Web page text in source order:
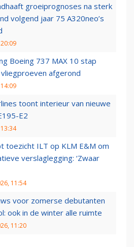
groeiprognoses na sterk
volgend jaar 75 A320neo’s
Boeing 737 MAX 10 stap
afgerond
toont interieur van nieuwe
E2
toezicht ILT op KLM E&M om
verslaglegging: ‘Zwaar
11:54
voor zomerse debutanten
ook in de winter alle ruimte
11:20